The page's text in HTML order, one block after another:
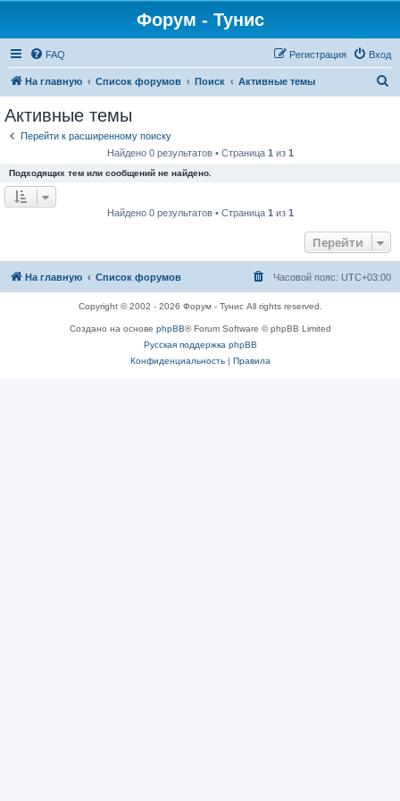
Форум - Тунис
FAQ Вход
Регистрация
На главную Список форумов Поиск Активные темы
Активные темы
Перейти к расширенному поиску
Найдено 0 результатов • Страница 1 из 1
Подходящих тем или сообщений не найдено.
Найдено 0 результатов • Страница 1 из 1
Перейти
На главную Список форумов Часовой пояс: UTC+03:00
Copyright © 2002 - 2026 Форум - Тунис All rights reserved.
Создано на основе phpBB® Forum Software © phpBB Limited
Русская поддержка phpBB
Конфиденциальность| Правила